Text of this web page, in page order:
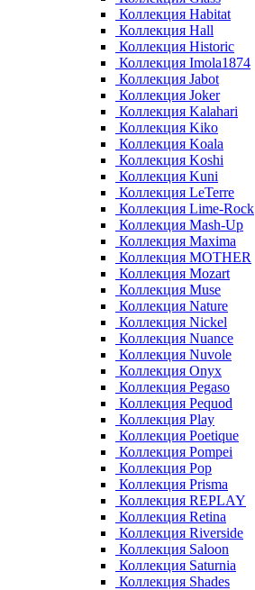
Коллекция Habitat
Коллекция Hall
Коллекция Historic
Коллекция Imola1874
Коллекция Jabot
Коллекция Joker
Коллекция Kalahari
Коллекция Kiko
Коллекция Koala
Коллекция Koshi
Коллекция Kuni
Коллекция LeTerre
Коллекция Lime-Rock
Коллекция Mash-Up
Коллекция Maxima
Коллекция MOTHER
Коллекция Mozart
Коллекция Muse
Коллекция Nature
Коллекция Nickel
Коллекция Nuance
Коллекция Nuvole
Коллекция Onyx
Коллекция Pegaso
Коллекция Pequod
Коллекция Play
Коллекция Poetique
Коллекция Pompei
Коллекция Pop
Коллекция Prisma
Коллекция REPLAY
Коллекция Retina
Коллекция Riverside
Коллекция Saloon
Коллекция Saturnia
Коллекция Shades